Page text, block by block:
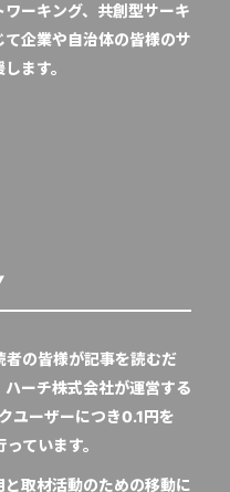
ーキング、共創型サーキ
企業や自治体の皆様のサ
ます。
の皆様が記事を読むだ
ーチ株式会社が運営する
ユーザーにつき0.1円を
ています。
取材活動のための移動に